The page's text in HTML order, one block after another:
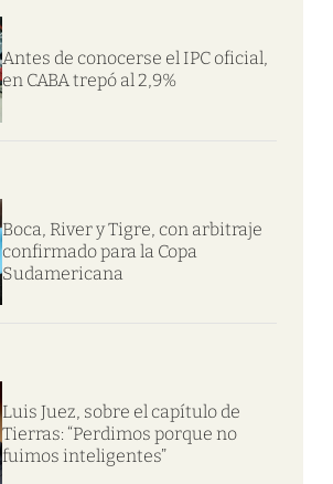
Antes de conocerse el IPC oficial,
en CABA trepó al 2,9%
Boca, River y Tigre, con arbitraje
confirmado para la Copa
Sudamericana
Luis Juez, sobre el capítulo de
Tierras: “Perdimos porque no
fuimos inteligentes”